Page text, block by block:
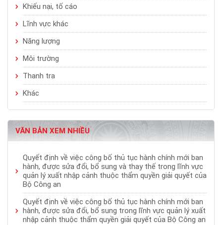
Khiếu nại, tố cáo
Lĩnh vực khác
Năng lượng
Môi trường
Thanh tra
Khác
VĂN BẢN XEM NHIỀU
Quyết định về việc công bố thủ tục hành chính mới ban
hành, được sửa đổi, bổ sung và thay thế trong lĩnh vực
quản lý xuất nhập cảnh thuộc thẩm quyền giải quyết của
Bộ Công an
Quyết định về việc công bố thủ tục hành chính mới ban
hành, được sửa đổi, bổ sung trong lĩnh vực quản lý xuất
nhập cảnh thuộc thẩm quyền giải quyết của Bộ Công an